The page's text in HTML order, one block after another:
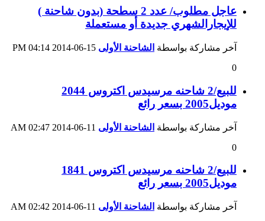
عاجل مطلوب/ عدد 2 سطحة (بدون شاحنة )
للإيجارالشهري جديدة أو مستعملة
آخر مشاركة بواسطة الشاحنة الأولى
04:14 PM
0
للبيع/2 شاحنه مرسيدس اكتروس 2044
موديل2005 بسعر رائع
آخر مشاركة بواسطة الشاحنة الأولى
02:47 AM
0
للبيع/2 شاحنه مرسيدس اكتروس 1841
موديل2005 بسعر رائع
آخر مشاركة بواسطة الشاحنة الأولى
02:42 AM